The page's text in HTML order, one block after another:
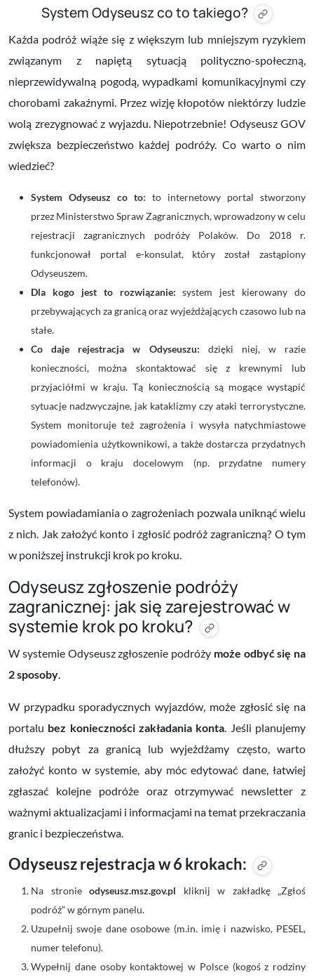
System Odyseusz co to takiego?
Każda podróż wiąże się z większym lub mniejszym ryzykiem
związanym z napiętą sytuacją polityczno-społeczną,
nieprzewidywalną pogodą, wypadkami komunikacyjnymi czy
chorobami zakaźnymi. Przez wizję kłopotów niektórzy ludzie
wolą zrezygnować z wyjazdu. Niepotrzebnie! Odyseusz GOV
zwiększa bezpieczeństwo każdej podróży. Co warto o nim
wiedzieć?
System Odyseusz co to: to internetowy portal stworzony
przez Ministerstwo Spraw Zagranicznych,wprowadzony w celu
rejestracji zagranicznych podróży Polaków. Do 2018 r.
funkcjonował portal e-konsulat, który został zastąpiony
Odyseuszem.
Dla kogo jest to rozwiązanie:system jest kierowany do
przebywających za granicą oraz wyjeżdżających czasowo lub na
stałe.
Co daje rejestracja w Odyseuszu: dzięki niej, w razie
konieczności, można skontaktować się z krewnymi lub
przyjaciółmi w kraju. Tą koniecznością są mogące wystąpić
sytuacje nadzwyczajne, jak kataklizmy czy ataki terrorystyczne.
System monitoruje też zagrożenia i wysyła natychmiastowe
powiadomienia użytkownikowi, a także dostarcza przydatnych
informacji o kraju docelowym (np. przydatne numery
telefonów).
System powiadamiania o zagrożeniach pozwala uniknąć wielu
z nich. Jak założyć konto i zgłosić podróż zagraniczną? O tym
w poniższej instrukcji krok po kroku.
Odyseusz zgłoszenie podróży
zagranicznej: jak się zarejestrować w
systemie krok po kroku?
W systemie Odyseusz zgłoszenie podróży może odbyć się na
2 sposoby.
W przypadku sporadycznych wyjazdów, może zgłosić się na
portalu bez konieczności zakładania konta. Jeśli planujemy
dłuższy pobyt za granicą lub wyjeżdżamy często, warto
założyć konto w systemie, aby móc edytować dane, łatwiej
zgłaszać kolejne podróże oraz otrzymywać newsletter z
ważnymi aktualizacjami i informacjami na temat przekraczania
granic i bezpieczeństwa.
Odyseusz rejestracja w 6 krokach:
Na stronie odyseusz.msz.gov.pl kliknij w zakładkę „Zgłoś
podróż” w górnym panelu.
Uzupełnij swoje dane osobowe (m.in. imię i nazwisko, PESEL,
numer telefonu).
Wypełnij dane osoby kontaktowej w Polsce (kogoś z rodziny